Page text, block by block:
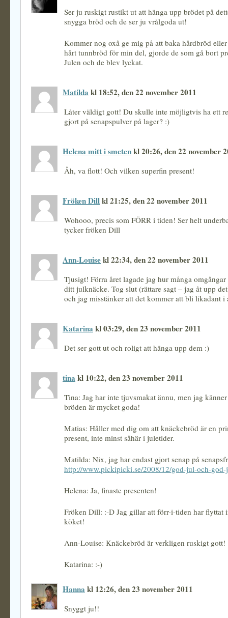
Ser ju ruskigt rustikt ut att hänga upp brödet på
snygga bröd och de ser ju vrålgoda ut!
Kommer nog oxå ge mig på att baka hårdbröd
hårt tunnbröd för min del, gjorde de som gå bort
Julen och de blev lyckat.
Matilda kl 18:52, den 22 november 2011
Låter väldigt gott! Du skulle inte möjligtvis ha ett
gjort på senapspulver på lager? :)
Helena mitt i smetenkl 20:26, den 22 november
Åh, va flott! Och vilken superfin present!
Fröken Dillkl 21:25, den 22 november 2011
Wohooo, precis som FÖRR i tiden! Ser helt
tycker fröken Dill
Ann-Louisekl 22:34, den 22 november 2011
Tjusigt! Förra året lagade jag hur många
ditt julknäcke. Tog slut (rättare sagt – jag åt upp
och jag misstänker att det kommer att bli likadant
Katarina kl 03:29, den 23 november 2011
Det ser gott ut och roligt att hänga upp dem :)
tina kl 10:22, den 23 november 2011
Tina: Jag har inte tjuvsmakat ännu, men jag
bröden är mycket goda!
Matias: Håller med dig om att knäckebröd är en
present, inte minst såhär i juletider.
Matilda: Nix, jag har endast gjort senap på
http://www.pickipicki.se/2008/12/god-jul-och-god-
Helena: Ja, finaste presenten!
Fröken Dill: :-D Jag gillar att förr-i-tiden har flyttat
köket!
Ann-Louise: Knäckebröd är verkligen ruskigt gott!
Katarina: :-)
Hanna kl 12:26, den 23 november 2011
Snyggt ju!!